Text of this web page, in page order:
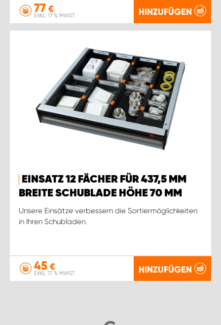
77 €
EXKL. 17 % MWST. HINZUFÜGEN
EINSATZ 12 FÄCHER FÜR 437,5 MM
BREITE SCHUBLADE HÖHE 70 MM
Unsere Einsätze verbessern die Sortiermöglichkeiten
in Ihren Schubladen.
45 €
EXKL. 17 % MWST. HINZUFÜGEN